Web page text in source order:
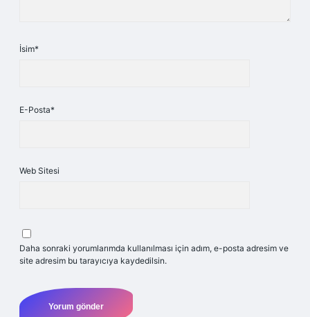
İsim*
E-Posta*
Web Sitesi
Daha sonraki yorumlarımda kullanılması için adım, e-posta adresim ve
site adresim bu tarayıcıya kaydedilsin.